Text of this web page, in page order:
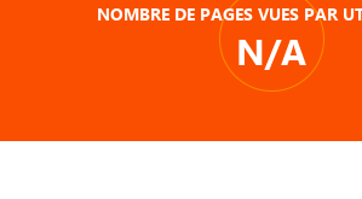
NOMBRE DE PAGES VUES PAR
N/A